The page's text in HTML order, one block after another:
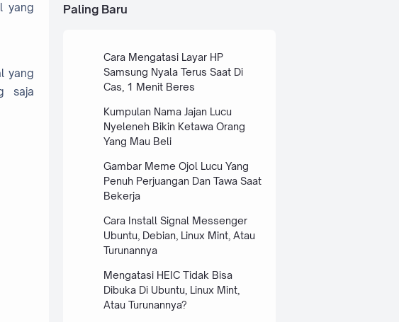
yang
yang
saja
Paling Baru
Cara Mengatasi Layar HP
Samsung Nyala Terus Saat Di
Cas, 1 Menit Beres
Kumpulan Nama Jajan Lucu
Nyeleneh Bikin Ketawa Orang
Yang Mau Beli
Gambar Meme Ojol Lucu Yang
Penuh Perjuangan Dan Tawa Saat
Bekerja
Cara Install Signal Messenger
Ubuntu, Debian, Linux Mint, Atau
Turunannya
Mengatasi HEIC Tidak Bisa
Dibuka Di Ubuntu, Linux Mint,
Atau Turunannya?